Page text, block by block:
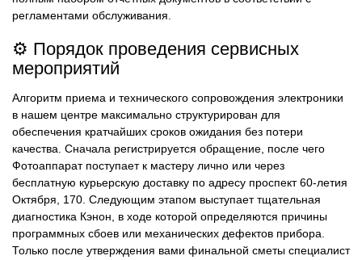
регламентами обслуживания.
⚙️ Порядок проведения сервисных
мероприятий
Алгоритм приема и технического сопровождения электроники
в нашем центре максимально структурирован для
обеспечения кратчайших сроков ожидания без потери
качества. Сначала регистрируется обращение, после чего
Фотоаппарат поступает к мастеру лично или через
бесплатную курьерскую доставку по адресу проспект 60-летия
Октября, 170. Следующим этапом выступает тщательная
диагностика Кэнон, в ходе которой определяются причины
программных сбоев или механических дефектов прибора.
Только после утверждения вами финальной сметы специалист